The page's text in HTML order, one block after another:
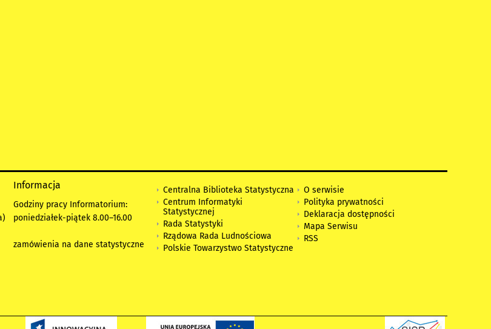
Informacja
Godziny pracy Informatorium:
poniedziałek-piątek 8.00–16.00
zamówienia na dane statystyczne
Centralna Biblioteka Statystyczna
Centrum Informatyki
Statystycznej
Rada Statystyki
Rządowa Rada Ludnościowa
Polskie Towarzystwo Statystyczne
O serwisie
Polityka prywatności
Deklaracja dostępności
Mapa Serwisu
RSS